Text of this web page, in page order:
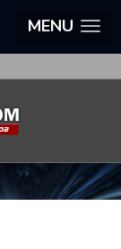
MENU